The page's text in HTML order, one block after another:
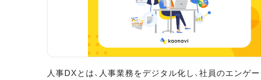
人事DXとは、人事業務をデジタル化し、社員のエンゲ